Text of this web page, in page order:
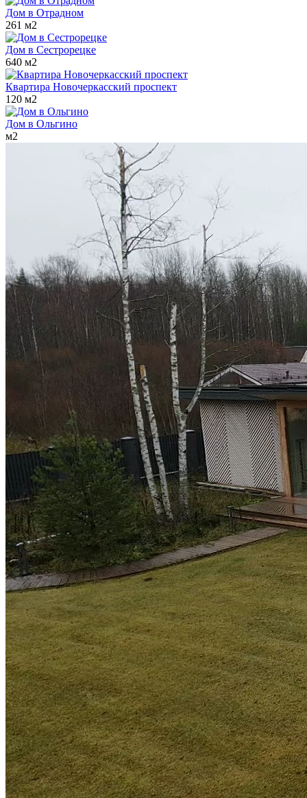
Дом в Отрадном
261 м2
Дом в Сестрорецке
640 м2
Квартира Новочеркасский проспект
120 м2
Дом в Ольгино
м2